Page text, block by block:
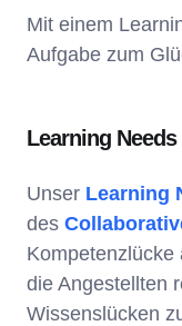
Mit einem
Aufgabe zum
Learning Needs
Unser Learning
des
Kompetenzlücke
die Angestellten
Wissenslücken